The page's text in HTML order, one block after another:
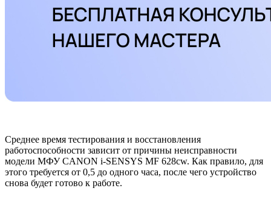
Среднее время тестирования и восстановления
работоспособности зависит от причины неисправности
модели МФУ CANON i-SENSYS MF 628cw. Как правило, для
этого требуется от 0,5 до одного часа, после чего устройство
снова будет готово к работе.